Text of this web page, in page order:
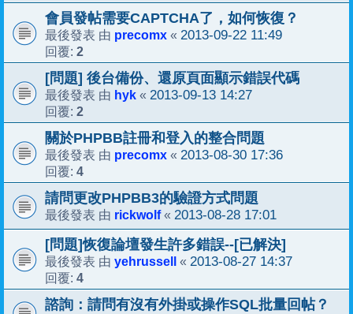
會員發帖需要CAPTCHA了，如何恢復？
最後發表 由 precomx « 2013-09-22 11:49
回覆: 2
[問題] 後台備份、還原頁面顯示錯誤代碼
最後發表 由 hyk « 2013-09-13 14:27
回覆: 2
關於PHPBB註冊和登入的整合問題
最後發表 由 precomx « 2013-08-30 17:36
回覆: 4
請問更改PHPBB3的驗證方式問題
最後發表 由 rickwolf« 2013-08-28 17:01
[問題]恢復論壇發生許多錯誤--[已解決]
最後發表 由 yehrussell « 2013-08-27 14:37
回覆: 4
諮詢：請問有沒有外掛或操作SQL批量回帖？